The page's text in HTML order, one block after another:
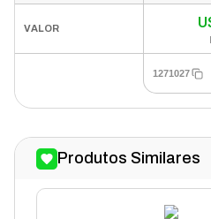
VALOR
1271027
Produtos Similares